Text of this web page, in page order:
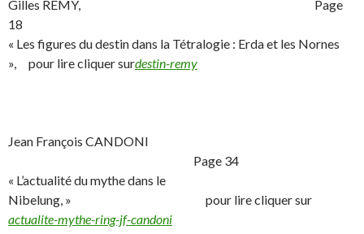
Gilles REMY, Page
18
« Les figures du destin dans la Tétralogie : Erda et les Nornes
», pour lire cliquer surdestin-remy
Jean François CANDONI
Page 34
« L’actualité du mythe dans le
Nibelung, » pour lire cliquer sur
actualite-mythe-ring-jf-candoni